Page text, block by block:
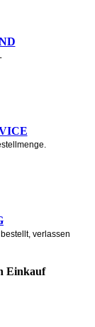
verlassen
Einkauf